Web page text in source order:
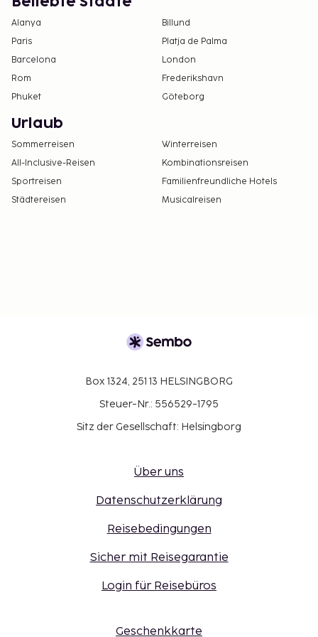
Haustiere zu beachten (zusätzlich anfallende
Kosten sind im Abschnitt „Gebühren“
aufgeführt). Die Mitnahme eines Haustieres
muss grundsätzlich direkt mit der Unterkunft
abgeklärt werden. Die Kontaktinformationen
findest du auf der Buchungsbestätigung.
Die Unterkunft wird professionell gereinigt.
Alanya
Billund
Paris
Platja de Palma
Barcelona
London
Rom
Frederikshavn
Phuket
Göteborg
Urlaub
Sommerreisen
Winterreisen
All-Inclusive-Reisen
Kombinationsreisen
Sportreisen
Familienfreundliche Hotels
Städtereisen
Musicalreisen
Box 1324, 251 13 HELSINGBORG
Steuer-Nr.: 556529-1795
Sitz der Gesellschaft: Helsingborg
Über uns
Datenschutzerklärung
Reisebedingungen
Sicher mit Reisegarantie
Login für Reisebüros
Geschenkkarte